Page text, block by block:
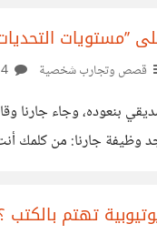
’’مستويات
قصص وتجارب شخصية
بنعوده، وجاء جارنا
وظيفة جارنا: من كلمك
تهتم بالكتب